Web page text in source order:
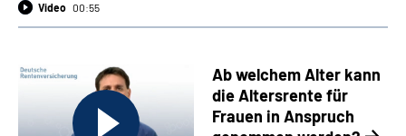
Video 00:55
Ab welchem Alter kann
die Altersrente für
Frauen in Anspruch